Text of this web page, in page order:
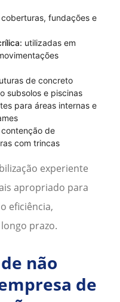
fundações e
utilizadas em
de concreto
subsolos e piscinas
para áreas internas e
de
com trincas
experiente
apropriado para
eficiência,
prazo.
não
de